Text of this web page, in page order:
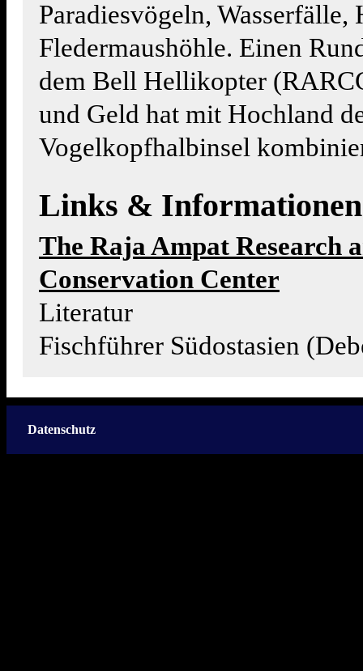
Paradiesvögeln, Wasserfälle,
Fledermaushöhle. Einen
dem Bell Hellikopter
und Geld hat mit Hochland
Vogelkopfhalbinsel
Links & Informationen
The Raja Ampat Research
Conservation Center
Literatur
Fischführer Südostasien
Datenschutz